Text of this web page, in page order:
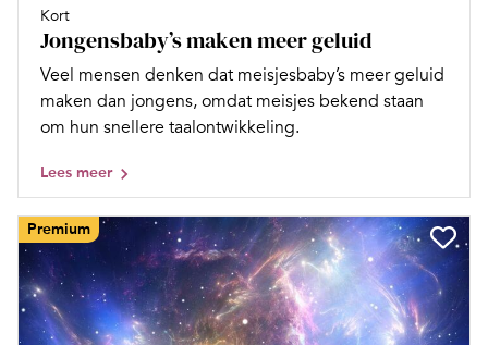
Kort
Jongensbaby’s maken meer geluid
Veel mensen denken dat meisjesbaby’s meer geluid
maken dan jongens, omdat meisjes bekend staan
om hun snellere taalontwikkeling.
Lees meer
Premium